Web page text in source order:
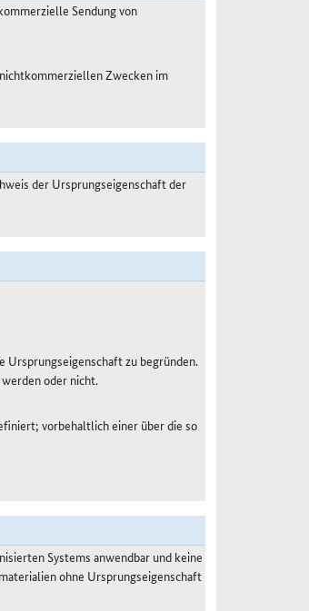
Sendung von
Zwecken im
der Ursprungseigenschaft der
Ursprungseigenschaft zu begründen.
oder nicht.
vorbehaltlich einer über die so
Systems anwendbar und keine
ohne Ursprungseigenschaft